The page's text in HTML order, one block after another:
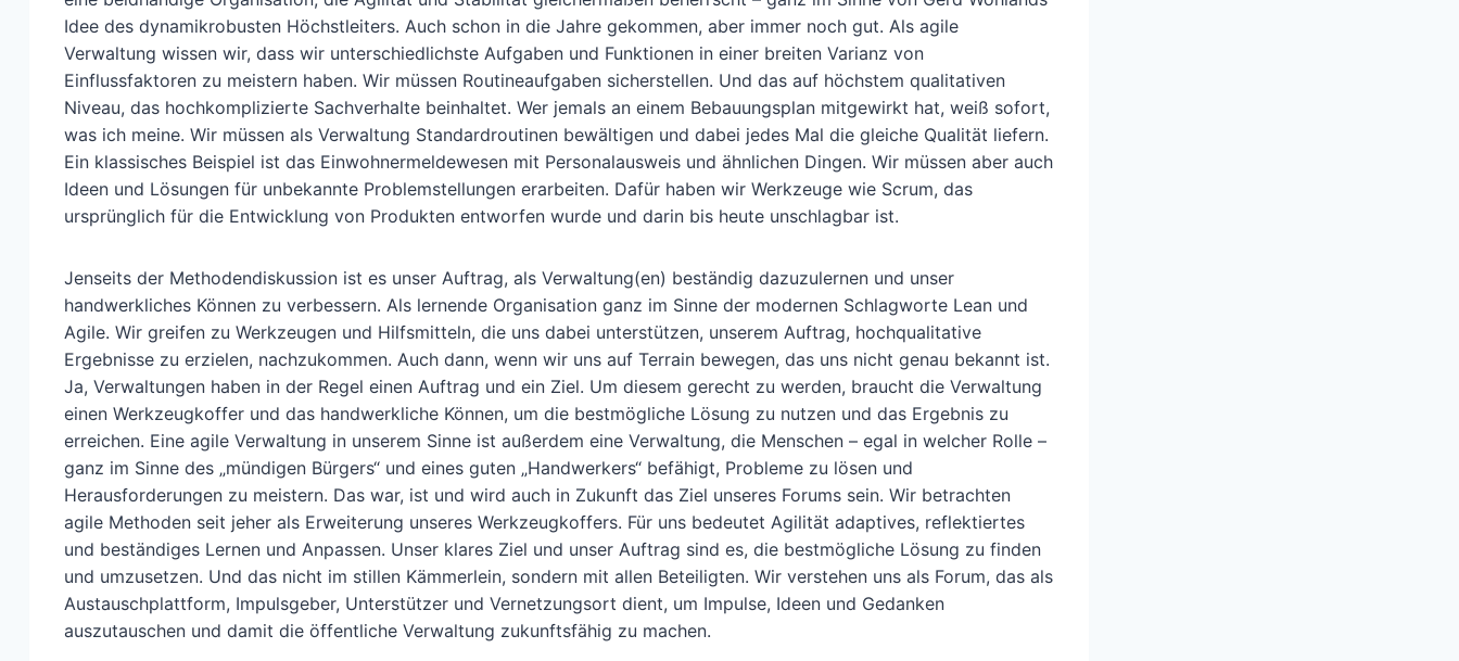
Idee des dynamikrobusten Höchstleiters. Auch schon in die Jahre gekommen, aber immer noch gut. Als agile
Verwaltung wissen wir, dass wir unterschiedlichste Aufgaben und Funktionen in einer breiten Varianz von
Einflussfaktoren zu meistern haben. Wir müssen Routineaufgaben sicherstellen. Und das auf höchstem qualitativen
Niveau, das hochkomplizierte Sachverhalte beinhaltet. Wer jemals an einem Bebauungsplan mitgewirkt hat, weiß sofort,
was ich meine. Wir müssen als Verwaltung Standardroutinen bewältigen und dabei jedes Mal die gleiche Qualität liefern.
Ein klassisches Beispiel ist das Einwohnermeldewesen mit Personalausweis und ähnlichen Dingen. Wir müssen aber auch
Ideen und Lösungen für unbekannte Problemstellungen erarbeiten. Dafür haben wir Werkzeuge wie Scrum, das
ursprünglich für die Entwicklung von Produkten entworfen wurde und darin bis heute unschlagbar ist.
Jenseits der Methodendiskussion ist es unser Auftrag, als Verwaltung(en) beständig dazuzulernen und unser
handwerkliches Können zu verbessern. Als lernende Organisation ganz im Sinne der modernen Schlagworte Lean und
Agile. Wir greifen zu Werkzeugen und Hilfsmitteln, die uns dabei unterstützen, unserem Auftrag, hochqualitative
Ergebnisse zu erzielen, nachzukommen. Auch dann, wenn wir uns auf Terrain bewegen, das uns nicht genau bekannt ist.
Ja, Verwaltungen haben in der Regel einen Auftrag und ein Ziel. Um diesem gerecht zu werden, braucht die Verwaltung
einen Werkzeugkoffer und das handwerkliche Können, um die bestmögliche Lösung zu nutzen und das Ergebnis zu
erreichen. Eine agile Verwaltung in unserem Sinne ist außerdem eine Verwaltung, die Menschen – egal in welcher Rolle –
ganz im Sinne des „mündigen Bürgers“ und eines guten „Handwerkers“ befähigt, Probleme zu lösen und
Herausforderungen zu meistern. Das war, ist und wird auch in Zukunft das Ziel unseres Forums sein. Wir betrachten
agile Methoden seit jeher als Erweiterung unseres Werkzeugkoffers. Für uns bedeutet Agilität adaptives, reflektiertes
und beständiges Lernen und Anpassen. Unser klares Ziel und unser Auftrag sind es, die bestmögliche Lösung zu finden
und umzusetzen. Und das nicht im stillen Kämmerlein, sondern mit allen Beteiligten. Wir verstehen uns als Forum, das als
Austauschplattform, Impulsgeber, Unterstützer und Vernetzungsort dient, um Impulse, Ideen und Gedanken
auszutauschen und damit die öffentliche Verwaltung zukunftsfähig zu machen.